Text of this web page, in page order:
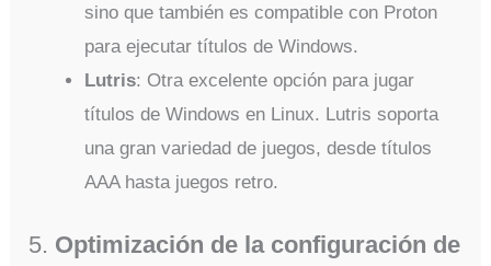
sino que también es compatible con Proton
para ejecutar títulos de Windows.
Lutris: Otra excelente opción para jugar
títulos de Windows en Linux. Lutris soporta
una gran variedad de juegos, desde títulos
AAA hasta juegos retro.
5. Optimización de la configuración de